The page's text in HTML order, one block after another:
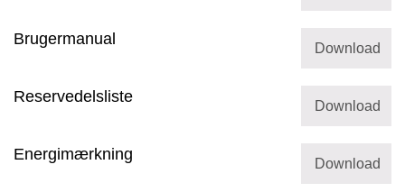
Brugermanual
Download
Reservedelsliste
Download
Energimærkning
Download